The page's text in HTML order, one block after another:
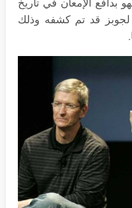
لجوبز قد تم كشفه وذلك